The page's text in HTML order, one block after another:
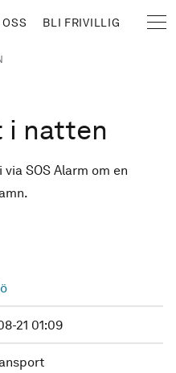
BLI FRIVILLIG
i natten
SOS Alarm om en
21 01:09